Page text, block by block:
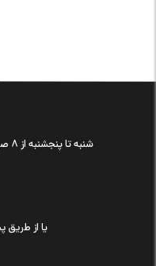
شنبه تا پنجشنبه از ۸ صبح تا ۸ شب پاسخگو شما هستیم.
یا از طریق